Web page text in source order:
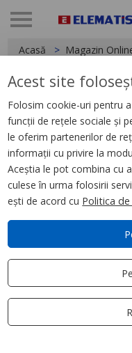
Acasă Magazin
Easy Styl,
scara, 1M,
Acest site
Folosim cookie-uri pentru
funcții de rețele sociale și
le oferim partenerilor de
informații cu privire la
Aceștia le pot combina cu
culese în urma folosirii
ești de acord cu Politica de